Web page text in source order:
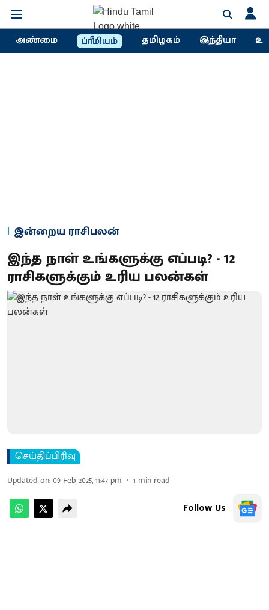
அண்மை ப்ரீமியம் தமிழகம் இந்தியா
இன்றைய ராசிபலன்
இந்த நாள் உங்களுக்கு எப்படி? - 12
ராசிகளுக்கும் உரிய பலன்கள்
செய்திப்பிரிவு
Updated on:09 Feb 2025, 11:47 pm 1 min read
Follow Us